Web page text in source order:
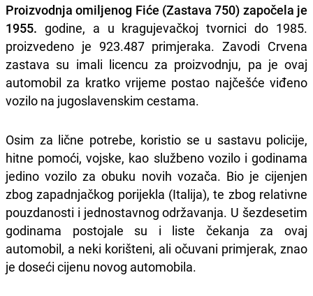
Proizvodnja omiljenog Fiće (Zastava 750) započela je
1955. godine, a u kragujevačkoj tvornici do 1985.
proizvedeno je 923.487 primjeraka. Zavodi Crvena
zastava su imali licencu za proizvodnju, pa je ovaj
automobil za kratko vrijeme postao najčešće viđeno
vozilo na jugoslavenskim cestama.
Osim za lične potrebe, koristio se u sastavu policije,
hitne pomoći, vojske, kao službeno vozilo i godinama
jedino vozilo za obuku novih vozača. Bio je cijenjen
zbog zapadnjačkog porijekla (Italija), te zbog relativne
pouzdanosti i jednostavnog održavanja. U šezdesetim
godinama postojale su i liste čekanja za ovaj
automobil, a neki korišteni, ali očuvani primjerak, znao
je doseći cijenu novog automobila.